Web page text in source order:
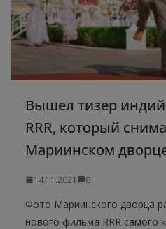
Вышел тизер
RRR, который
Мариинском
14.11.2021 0
Фото Мариинского дворца
нового фильма RRR самого